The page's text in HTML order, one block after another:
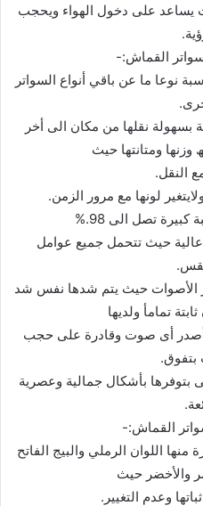
یساعد على دخول الھواء ویحجب
القماش:-
نوعا ما عن باقي أنواع السواتر
بسھولة نقلھا من مكان الى أخر
ومتانتھا حیث
مع النقل.
لونھا مع مرور الزمن.
تصل الى 98.%
حیث تتحمل جمیع عوامل
الأصوات حیث یتم شدھا نفس شد
تمامأ ولدیھا
أصدر أى صوت وقادرة على حجب
بأشكال جمالیة وعصریة
القماش:-
منھا اللوان الرملي والبیج الفاتح
والأخضر حیث
وعدم التغییر.